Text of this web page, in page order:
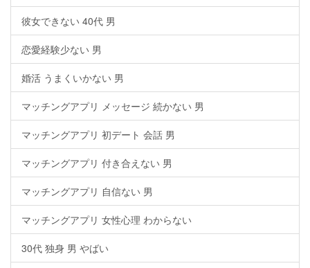
彼女できない 40代 男
恋愛経験少ない 男
婚活 うまくいかない 男
マッチングアプリ メッセージ 続かない 男
マッチングアプリ 初デート 会話 男
マッチングアプリ 付き合えない 男
マッチングアプリ 自信ない 男
マッチングアプリ 女性心理 わからない
30代 独身 男 やばい